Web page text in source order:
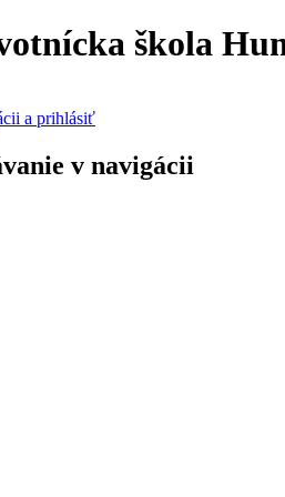
škola
a prihlásiť
v navigácii